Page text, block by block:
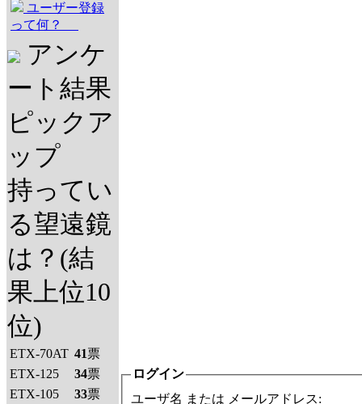
ユーザー登録
って何？
アンケ
ート結果
ピックア
ップ
持ってい
る望遠鏡
は？(結
果上位10
位)
ETX-70AT 41票
ETX-125
34票
ETX-105
33票
ログイン
ユーザ名 または メールアドレス: